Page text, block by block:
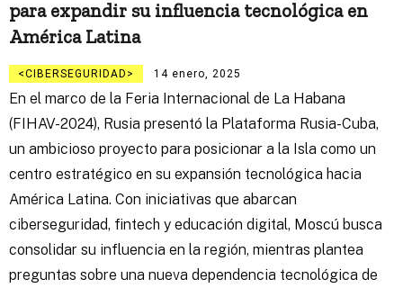
para expandir su influencia tecnológica en
América Latina
CIBERSEGURIDAD 14 enero, 2025
En el marco de la Feria Internacional de La Habana
(FIHAV-2024), Rusia presentó la Plataforma Rusia-Cuba,
un ambicioso proyecto para posicionar a la Isla como un
centro estratégico en su expansión tecnológica hacia
América Latina. Con iniciativas que abarcan
ciberseguridad, fintech y educación digital, Moscú busca
consolidar su influencia en la región, mientras plantea
preguntas sobre una nueva dependencia tecnológica de